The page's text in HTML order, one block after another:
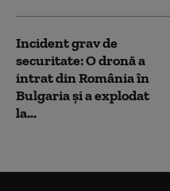
Incident grav de
securitate: O dronă a
intrat din România în
Bulgaria şi a explodat
la...